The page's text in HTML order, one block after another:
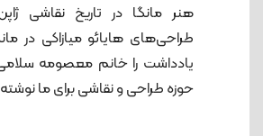
قلمو یا قلم نوری؟
هنر مانگا در تاریخ نقاشی
طراحی‌های هایائو میازاکی در
یادداشت را خانم معصومه
حوزه طراحی و نقاشی برای ما